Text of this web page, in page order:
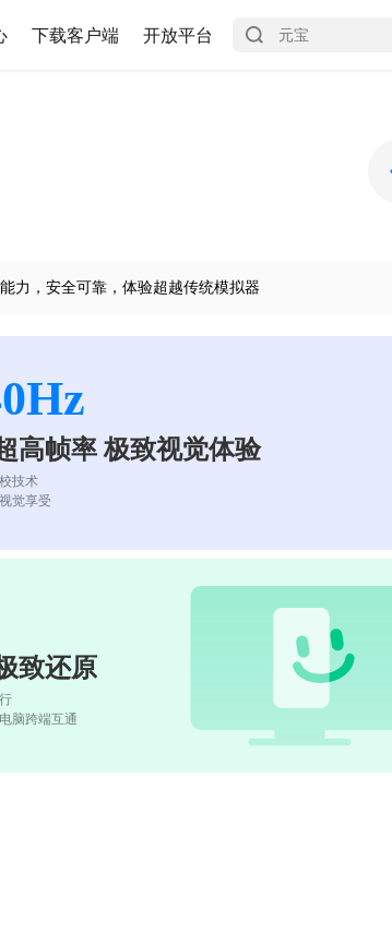
下载客户端 开放平台
力，安全可靠，体验超越传统模拟器
高帧率 极致视觉体验
技术
觉享受
致还原
脑跨端互通